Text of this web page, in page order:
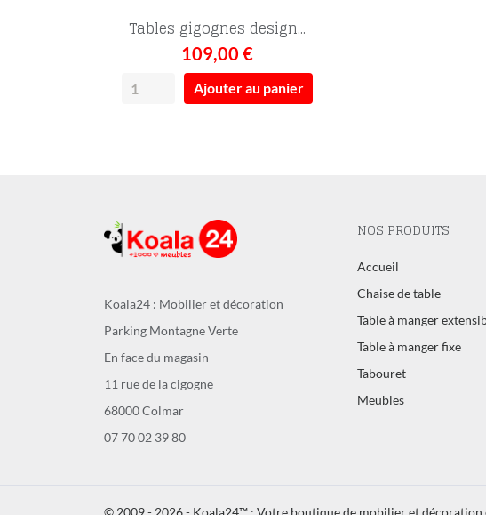
Tables gigognes design...
109,00 €
Ajouter au panier
Koala24 : Mobilier et décoration
Parking Montagne Verte
En face du magasin
11 rue de la cigogne
68000 Colmar
07 70 02 39 80
NOS PRODUITS
Accueil
Chaise de table
Table à manger
Table à manger fixe
Tabouret
Meubles
© 2009 - 2026 - Koala24™ : Votre boutique de mobilier et décoration